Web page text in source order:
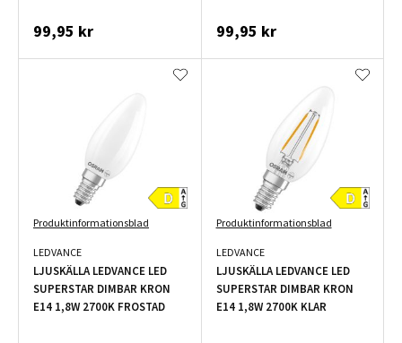
99,95 kr 99,95 kr
Produktinformationsblad
LEDVANCE
LJUSKÄLLA LEDVANCE LED
SUPERSTAR DIMBAR KRON
E14 1,8W 2700K FROSTAD
Produktinformationsblad
LEDVANCE
LJUSKÄLLA LEDVANCE LED
SUPERSTAR DIMBAR KRON
E14 1,8W 2700K KLAR